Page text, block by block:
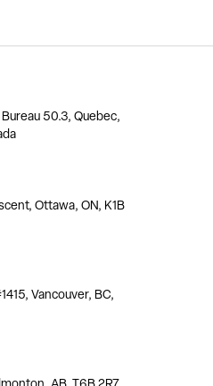
50.3, Quebec,
Ottawa, ON, K1B
Vancouver, BC,